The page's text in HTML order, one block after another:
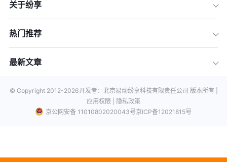
关于纷享
热门推荐
最新文章
© Copyright 2012-2026开发者：北京易动纷享科技有限责任公司 版本所有 |
应用权限 |
隐私政策
京公网安备 11010802020043号京ICP备12021815号